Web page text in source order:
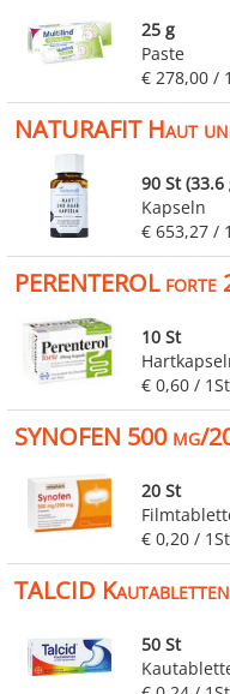
25 g
Paste
€ 278,00 /
NATURAFIT Haut
90 St (33.6
Kapseln
€ 653,27 /
PERENTEROL forte
10 St
€ 0,60 / 1St
SYNOFEN 500 mg/
20 St
€ 0,20 / 1St
TALCID Kautabletten
50 St